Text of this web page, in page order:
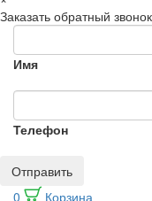
Заказать обратный звонок
Имя
Телефон
Отправить
0
Корзина